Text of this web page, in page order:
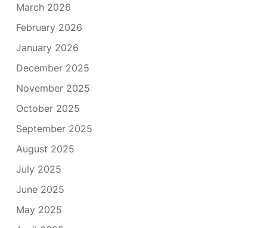
March 2026
February 2026
January 2026
December 2025
November 2025
October 2025
September 2025
August 2025
July 2025
June 2025
May 2025